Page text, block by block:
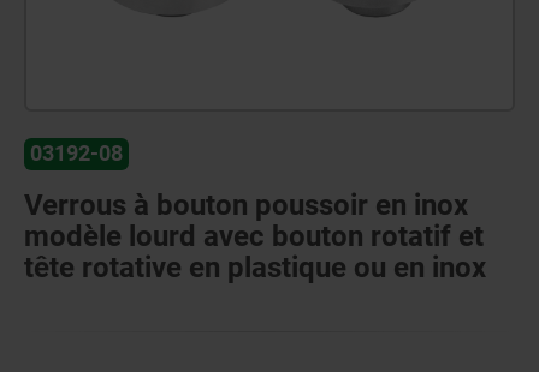
03192-08
Verrous à bouton poussoir en inox
modèle lourd avec bouton rotatif et
tête rotative en plastique ou en inox